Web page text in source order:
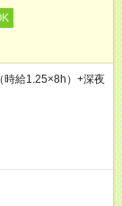
時給1.25×8h）+深夜